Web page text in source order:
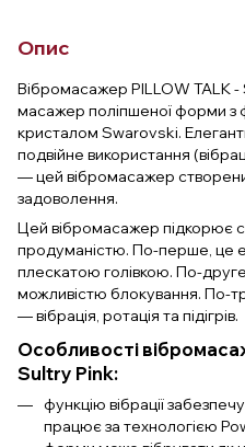
Опис
Вібромасажер PILLOW TALK
масажер поліпшеної форми з
кристалом Swarovski.
подвійне використання
— цей вібромасажер
задоволення.
Цей вібромасажер підкорює
продуманістю. По-перше, це
плескатою голівкою. По-
можливістю блокування. По-
— вібрація, ротація та підігрів.
Особливості
Sultry Pink:
функцію вібрації
працює за технологією